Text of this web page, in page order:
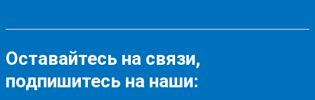
Оставайтесь на связи,
подпишитесь на наши: